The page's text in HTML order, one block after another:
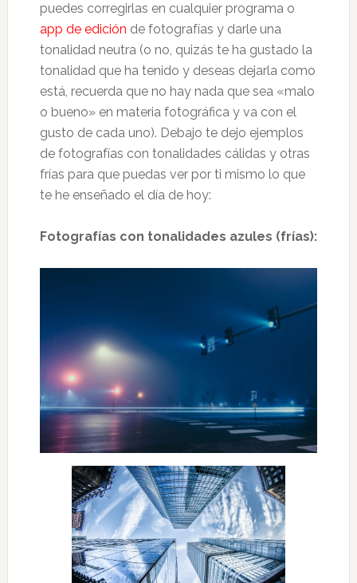
puedes corregirlas en cualquier programa o
app de edición de fotografías y darle una
tonalidad neutra (o no, quizás te ha gustado la
tonalidad que ha tenido y deseas dejarla como
está, recuerda que no hay nada que sea «malo
o bueno» en materia fotográfica y va con el
gusto de cada uno). Debajo te dejo ejemplos
de fotografías con tonalidades cálidas y otras
frías para que puedas ver por ti mismo lo que
te he enseñado el día de hoy:
Fotografías con tonalidades azules (frías):